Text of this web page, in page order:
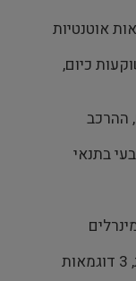
אוטנטיות
כיום,
ההרכב
בתנאי
נדגמו פטינות מפני השטח של הכתובת, 3 דוגמאות